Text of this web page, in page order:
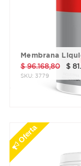
Membrana
$96.168,80 $
SKU: 3779
Oferta